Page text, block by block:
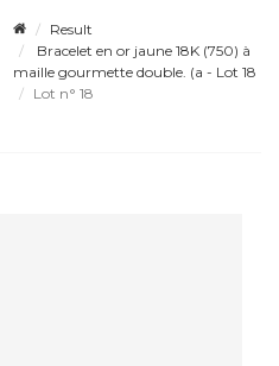
Result
Bracelet en or jaune 18K (750) à
maille gourmette double. (a - Lot 18
Lot n° 18